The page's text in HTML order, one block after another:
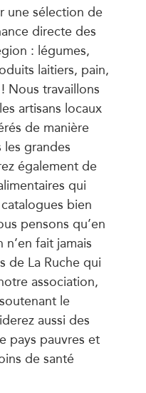
une sélection de
directe des
: légumes,
laitiers, pain,
Nous travaillons
artisans locaux
de manière
grandes
également de
qui
bien
pensons qu’en
fait jamais
de La Ruche qui
association,
le
aussi des
pays pauvres et
de santé